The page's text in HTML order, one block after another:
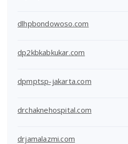
dlhpbondowoso.com
dp2kbkabkukar.com
dpmptsp-jakarta.com
drchaknehospital.com
drjamalazmi.com